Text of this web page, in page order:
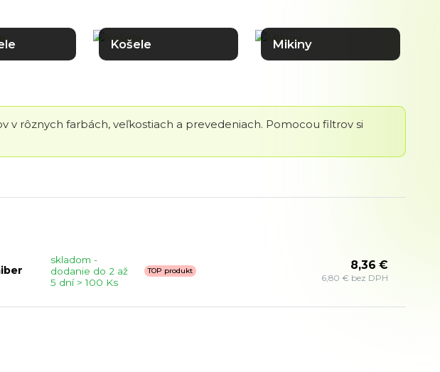
Košele Mikiny
v rôznych farbách, veľkostiach a prevedeniach. Pomocou filtrov si
skladom -
dodanie do 2 až
5 dní > 100 Ks
TOP produkt 8,36 €
6,80 € bez DPH